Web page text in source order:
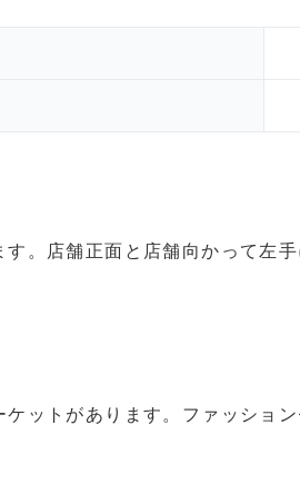
。店舗正面と店舗向かって左
ットがあります。ファッショ